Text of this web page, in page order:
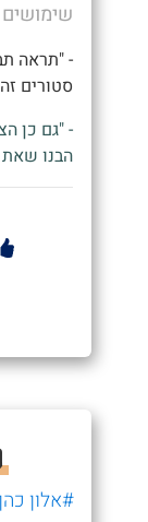
שימושים
- "תראה
סטורים
- "גם כן
הבנו
#אלון